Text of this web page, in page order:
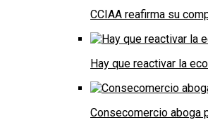
CCIAA reafirma su
Hay que reactivar la
Consecomercio aboga